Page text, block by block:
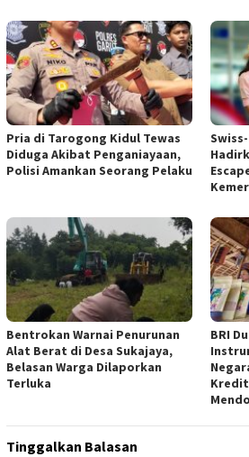
Pria di Tarogong Kidul Tewas
Diduga Akibat Penganiayaan,
Polisi Amankan Seorang Pelaku
Bentrokan Warnai Penurunan
Alat Berat di Desa Sukajaya,
Belasan Warga Dilaporkan
Terluka
BRI
Tinggalkan Balasan